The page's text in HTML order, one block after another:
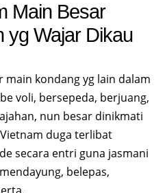
Main Besar
yg Wajar Dikau
main kondang yg lain dalam
voli, bersepeda, berjuang,
nun besar dinikmati
duga terlibat
secara entri guna jasmani
belepas,